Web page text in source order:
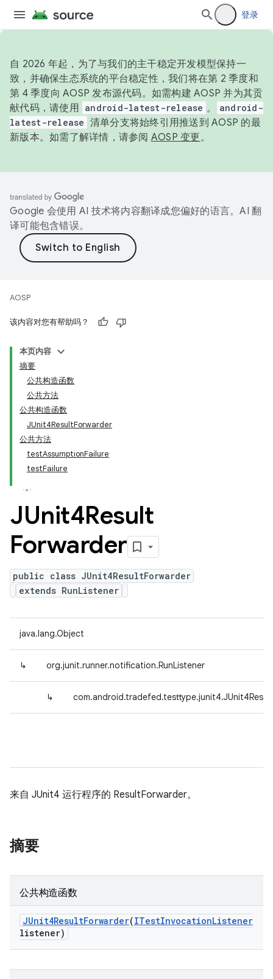
登录
自 2026 年起，为了与我们的主干稳定开发模型保持一
致，并确保生态系统的平台稳定性，我们将在第 2 季度和
第 4 季度向 AOSP 发布源代码。如需构建 AOSP 并为其贡
献代码，请使用 android-latest-release 。
android-
latest-release 清单分支将始终引用推送到 AOSP 的最
新版本。如需了解详情，请参阅 AOSP 变更。
Google 会使用 AI 技术将内容翻译成您偏好的语言。AI 翻
译可能包含错误。
AOSP
该内容对您有帮助吗？
本页内容
摘要
公共构造函数
公共方法
公共构造函数
JUnit4ResultForwarder
公共方法
testAssumptionFailure
testFailure
JUnit4Result
Forwarder
public class JUnit4ResultForwarder
extends RunListener
java.lang.Object
↳ org.junit.runner.notification.RunListener
↳
来自 JUnit4 运行程序的 ResultForwarder。
摘要
公共构造函数
JUnit4ResultForwarder(ITestInvocationListener
listener)